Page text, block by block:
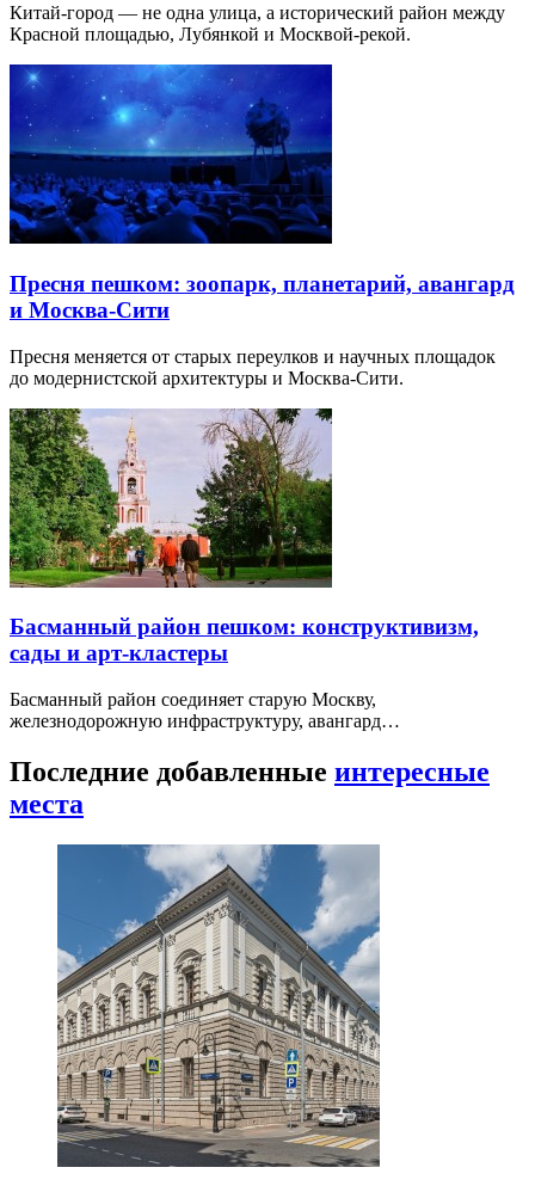
Китай-город — не одна улица, а исторический район между
Красной площадью, Лубянкой и Москвой-рекой.
Пресня пешком: зоопарк, планетарий, авангард
и Москва-Сити
Пресня меняется от старых переулков и научных площадок
до модернистской архитектуры и Москва-Сити.
Басманный район пешком: конструктивизм,
сады и арт-кластеры
Басманный район соединяет старую Москву,
железнодорожную инфраструктуру, авангард…
Последние добавленные интересные
места